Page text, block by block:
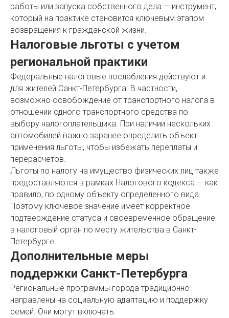
работы или запуска собственного дела — инструмент,
который на практике становится ключевым этапом
возвращения к гражданской жизни.
Налоговые льготы с учетом
региональной практики
Федеральные налоговые послабления действуют и
для жителей Санкт-Петербурга. В частности,
возможно освобождение от транспортного налога в
отношении одного транспортного средства по
выбору налогоплательщика. При наличии нескольких
автомобилей важно заранее определить объект
применения льготы, чтобы избежать переплаты и
перерасчетов.
Льготы по налогу на имущество физических лиц также
предоставляются в рамках Налогового кодекса — как
правило, по одному объекту определенного вида.
Поэтому ключевое значение имеет корректное
подтверждение статуса и своевременное обращение
в налоговый орган по месту жительства в Санкт-
Петербурге.
Дополнительные меры
поддержки Санкт-Петербурга
Региональные программы города традиционно
направлены на социальную адаптацию и поддержку
семей. Они могут включать: